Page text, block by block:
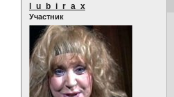
l_u_b_i_r_a_x
Участник